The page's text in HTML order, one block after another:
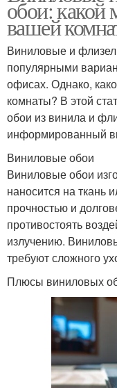
обои: какой
вашей
Виниловые и
популярными
офисах. Однако,
комнаты? В этой
обои из винила и
информированный
Виниловые обои
Виниловые обои
наносится на ткань
прочностью и
противостоять
излучению.
требуют сложного
Плюсы виниловых